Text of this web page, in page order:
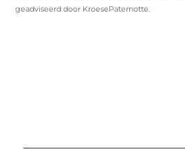
geadviseerd door KroesePaternotte.